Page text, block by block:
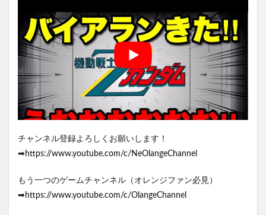
チャンネル登録よろしくお願いします！
➡https://www.youtube.com/c/NeOlangeChannel
もう一つのゲームチャンネル（オレンジファン必見）
➡https://www.youtube.com/c/OlangeChannel